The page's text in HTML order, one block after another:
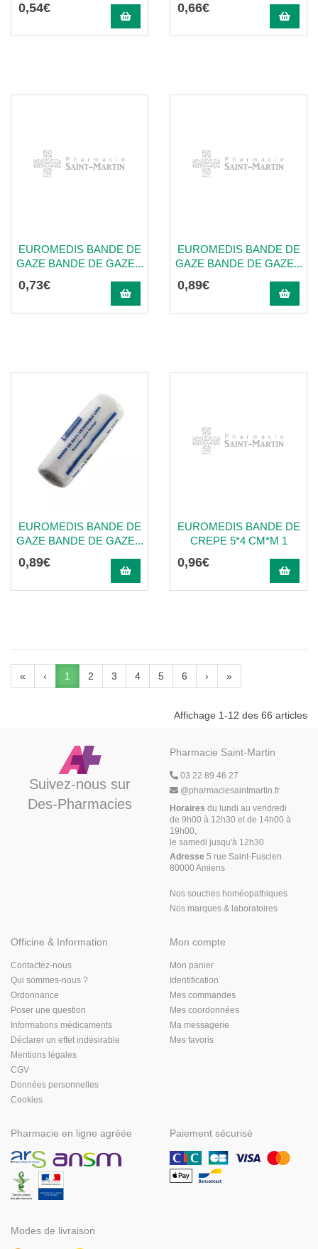
0,54€ 0,66€
EUROMEDIS BANDE DE
GAZE BANDE DE GAZE...
0,73€
EUROMEDIS BANDE DE
GAZE BANDE DE GAZE...
0,89€
EUROMEDIS BANDE DE
GAZE BANDE DE GAZE...
0,89€
EUROMEDIS BANDE DE
CREPE 5*4 CM*M 1
0,96€
« ‹ 1 2 3 4 5 6 › »
Affichage 1-12 des 66 articles
Suivez-nous sur
Des-Pharmacies
Pharmacie Saint-Martin
03 22 89 46 27
@pharmaciesaintmartin.fr
Horaires du lundi au vendredi
de 9h00 à 12h30 et de 14h00 à
19h00,
le samedi jusqu'à 12h30
Adresse 5 rue Saint-Fuscien
80000 Amiens
Nos souches homéopathiques
Nos marques & laboratoires
Officine & Information
Contactez-nous
Qui sommes-nous ?
Ordonnance
Poser une question
Informations médicaments
Déclarer un effet indésirable
Mentions légales
CGV
Données personnelles
Cookies
Mon compte
Mon panier
Identification
Mes commandes
Mes coordonnées
Ma messagerie
Mes favoris
Pharmacie en ligne agréée Paiement sécurisé
Modes de livraison